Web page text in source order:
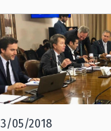
3/05/2018